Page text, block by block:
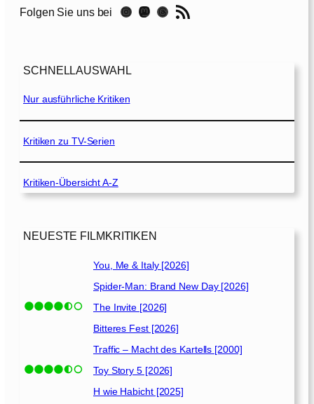
1
]
Folgen Sie uns bei Instagram Mastodon Threads RSS-Feed
SCHNELLAUSWAHL
Nur ausführliche Kritiken
Kritiken zu TV-Serien
Kritiken-Übersicht A-Z
NEUESTE FILMKRITIKEN
You, Me & Italy [2026]
Spider-Man: Brand New Day [2026]
The Invite [2026]
Bitteres Fest [2026]
Traffic – Macht des Kartells [2000]
Toy Story 5 [2026]
H wie Habicht [2025]